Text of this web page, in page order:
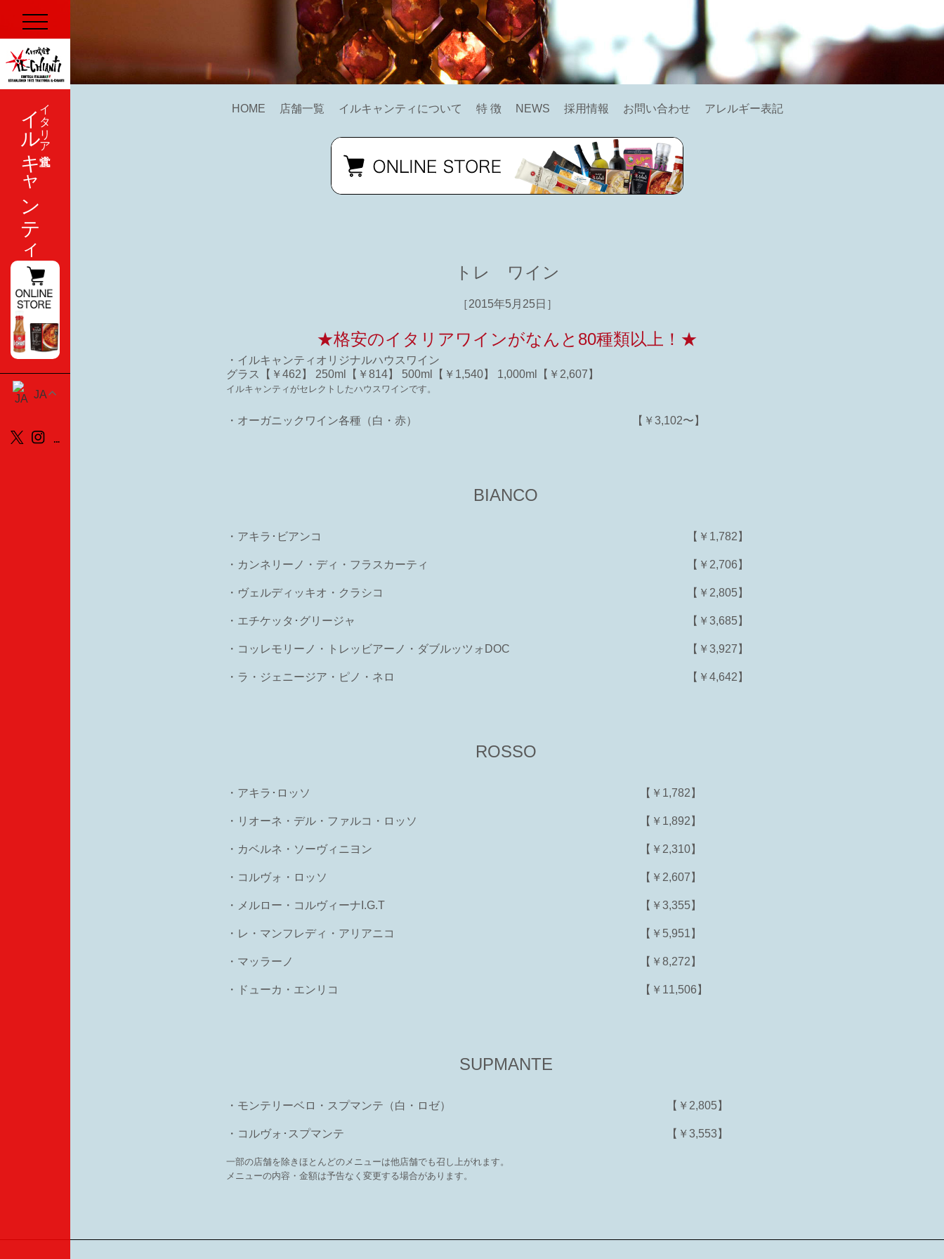
イタリア式食堂
イルキャンティ
JA
HOME 店舗一覧 イルキャンティについて 特 徴 NEWS 採用情報 お問い合わせ アレルギー表記
トレ ワイン
［2015年5月25日］
★格安のイタリアワインがなんと80種類以上！★
・イルキャンティオリジナルハウスワイン
グラス【￥462】 250ml【￥814】 500ml【￥1,540】 1,000ml【￥2,607】
イルキャンティがセレクトしたハウスワインです。
・オーガニックワイン各種（白・赤） 【￥3,102〜】
BIANCO
・アキラ･ビアンコ 【￥1,782】
・カンネリーノ・ディ・フラスカーティ 【￥2,706】
・ヴェルディッキオ・クラシコ 【￥2,805】
・エチケッタ･グリージャ 【￥3,685】
・コッレモリーノ・トレッビアーノ・ダブルッツォDOC 【￥3,927】
・ラ・ジェニージア・ピノ・ネロ 【￥4,642】
ROSSO
・アキラ･ロッソ 【￥1,782】
・リオーネ・デル・ファルコ・ロッソ 【￥1,892】
・カベルネ・ソーヴィニヨン 【￥2,310】
・コルヴォ・ロッソ 【￥2,607】
・メルロー・コルヴィーナI.G.T 【￥3,355】
・レ・マンフレディ・アリアニコ 【￥5,951】
・マッラーノ 【￥8,272】
・ドューカ・エンリコ 【￥11,506】
SUPMANTE
・モンテリーベロ・スプマンテ（白・ロゼ） 【￥2,805】
・コルヴォ･スプマンテ 【￥3,553】
一部の店舗を除きほとんどのメニューは他店舗でも召し上がれます。
メニューの内容・金額は予告なく変更する場合があります。